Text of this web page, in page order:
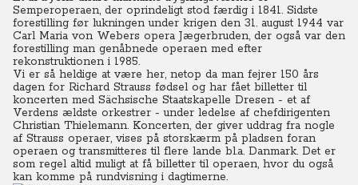
Semperoperaen, der oprindeligt stod færdig i 1841. Sidste
forestilling før lukningen under krigen den 31. august 1944 var
Carl Maria von Webers opera Jægerbruden, der også var den
forestilling man genåbnede operaen med efter
rekonstruktionen i 1985.
Vi er så heldige at være her, netop da man fejrer 150 års
dagen for Richard Strauss fødsel og har fået billetter til
koncerten med Sächsische Staatskapelle Dresen - et af
Verdens ældste orkestrer - under ledelse af chefdirigenten
Christian Thielemann. Koncerten, der giver uddrag fra nogle
af Strauss operaer, vises på storskærm på pladsen foran
operaen og transmitteres til flere lande bl.a. Danmark. Det er
som regel altid muligt at få billetter til operaen, hvor du også
kan komme på rundvisning i dagtimerne.